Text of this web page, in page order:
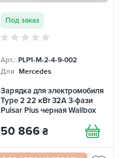
Под заказ
Арт.: PLP1-M-2-4-9-002
Для Mercedes
Зарядка для электромобиля
Type 2 22 кВт 32А 3-фази
Pulsar Plus черная Wallbox
50 866 ₴